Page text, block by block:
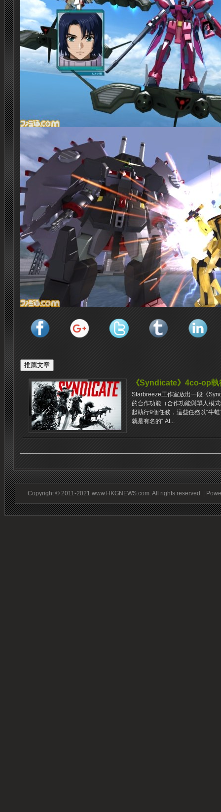
《Syndicate》4co-op
Starbreeze工作室放出一段《
的合作功能（合作功能與單人模
起執行9個任務，這些任務以“牛
就是有名的“ At...
Copyright © 2011-2021 www.HKGNEWS.com. All rights reserved. |